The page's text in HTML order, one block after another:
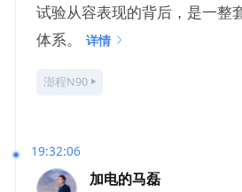
试验从容表现的背后，是一整
体系。
详情
澎程N90
19:32:06
加电的马磊